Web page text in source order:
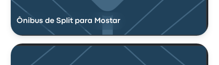
Ônibus de Split para Mostar